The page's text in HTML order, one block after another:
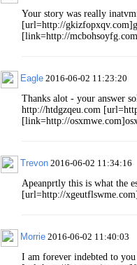
Your story was really
[url=http://
[link=http://
Eagle 2016-06-02 11:23:20
Thanks alot - your answer
http://htdgzqeu.com
[link=http://
Trevon 2016-06-02 11:34:16
Apeanprtly this is what the
[url=http://
Morrie 2016-06-02 11:40:03
I am forever indebted to